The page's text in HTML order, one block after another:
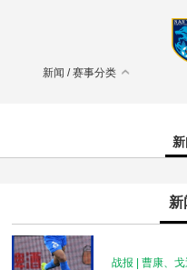
新闻 / 赛事分类
新
战报 | 曹康、